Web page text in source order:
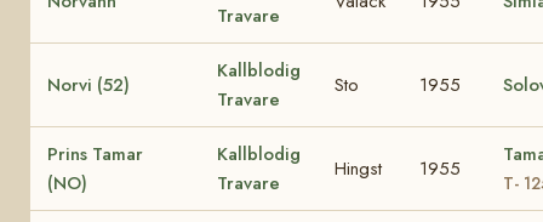
Travare
Norvi (52)
Kallblodig
Travare
Sto 1955
Prins Tamar
(NO)
Kallblodig
Travare
Hingst 1955
T-